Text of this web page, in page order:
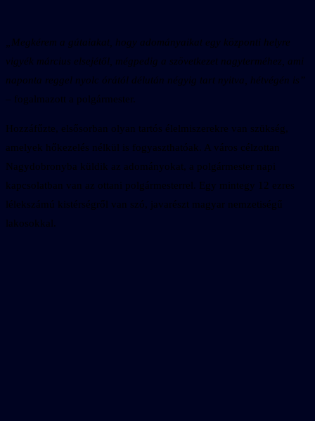
„Megkérem a gútaiakat, hogy adományaikat egy központi helyre
vigyék március elsejétől, mégpedig a szövetkezet nagyterméhez, ami
naponta reggel nyolc órától délután négyig tart nyitva, hétvégén is”
– fogalmazott a polgármester.
Hozzáfűzte, elsősorban olyan tartós élelmiszerekre van szükség,
amelyek hőkezelés nélkül is fogyaszthatóak. A város célzottan
Nagydobronyba küldik az adományokat, a polgármester napi
kapcsolatban van az ottani polgármesterrel. Egy mintegy 12 ezres
lélekszámú kistérségről van szó, javarészt magyar nemzetiségű
lakosokkal.